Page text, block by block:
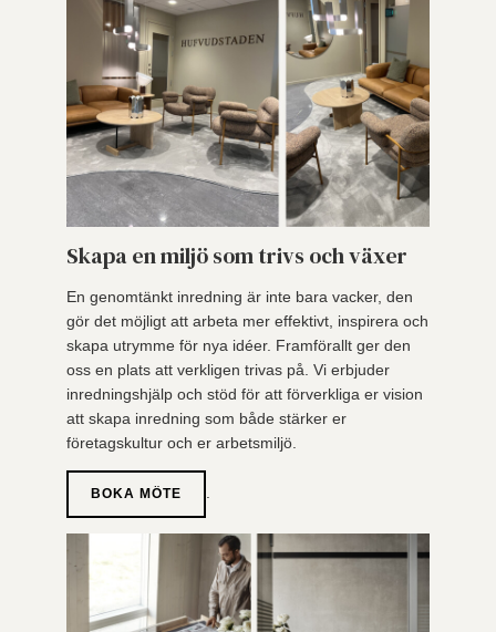
Skapa en miljö som trivs och växer
En genomtänkt inredning är inte bara vacker, den
gör det möjligt att arbeta mer effektivt, inspirera och
skapa utrymme för nya idéer. Framförallt ger den
oss en plats att verkligen trivas på. Vi erbjuder
inredningshjälp och stöd för att förverkliga er vision
att skapa inredning som både stärker er
företagskultur och er arbetsmiljö.
BOKA MÖTE